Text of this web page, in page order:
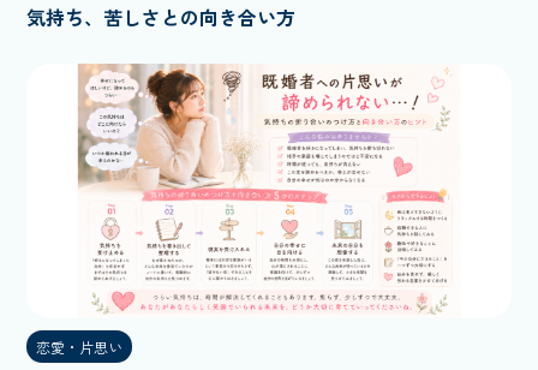
気持ち、苦しさとの向き合い方
恋愛・片思い